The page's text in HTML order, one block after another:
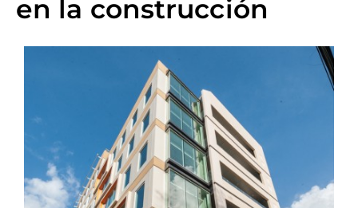
en la construcción